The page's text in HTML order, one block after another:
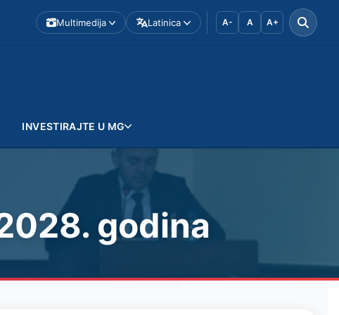
Multimedija Latinica A- A A+
INVESTIRAJTE U MG
godina